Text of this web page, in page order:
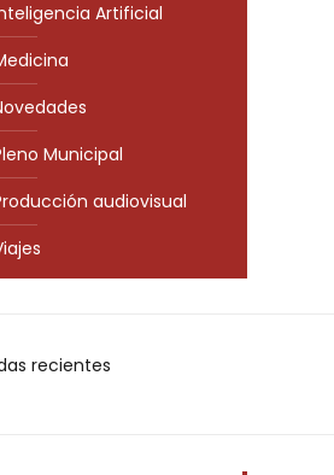
Artificial
Municipal
audiovisual
recientes